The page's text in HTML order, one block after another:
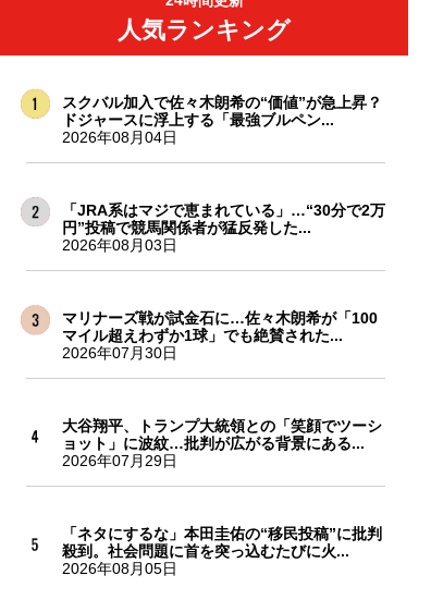
人気ランキング
スクバル加入で佐々木朗希の“価値”が急上昇？
ドジャースに浮上する「最強ブルペン...
2026年08月04日
「JRA系はマジで恵まれている」…“30分で2万
円”投稿で競馬関係者が猛反発した...
2026年08月03日
マリナーズ戦が試金石に…佐々木朗希が「100
マイル超えわずか1球」でも絶賛された...
2026年07月30日
大谷翔平、トランプ大統領との「笑顔でツーシ
ョット」に波紋…批判が広がる背景にある...
2026年07月29日
「ネタにするな」本田圭佑の“移民投稿”に批判
殺到。社会問題に首を突っ込むたびに火...
2026年08月05日